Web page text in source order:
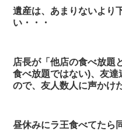
遺産は、あまりないより
い・・・
店長が「他店の食べ放題
食べ放題ではない)、友達
ので、友人数人に声かけ
昼休みにラ王食べてたら